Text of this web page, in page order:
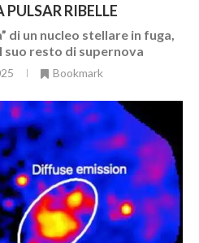
PULSAR RIBELLE
di un nucleo stellare in fuga,
suo resto di supernova
Bookmark